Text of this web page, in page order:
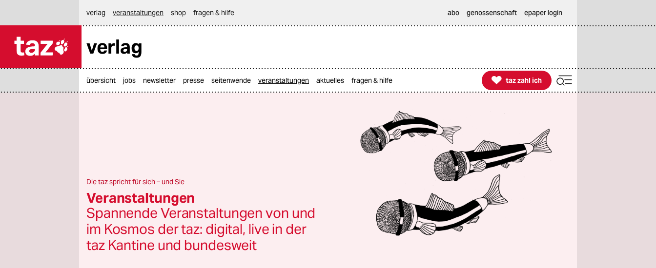

themen
kultur
sport
berlin
nord
verlag
veranstaltungen shop fragen & hilfe abo genossenschaft epaper login
verlag
übersicht jobs newsletter presse seitenwende veranstaltungen aktuelles fragen & hilfe 
taz zahl ich
taz zahl ich
Die taz spricht für sich – und Sie
Veranstaltungen
Spannende Veranstaltungen von und
im Kosmos der taz: digital, live in der
taz Kantine und bundesweit